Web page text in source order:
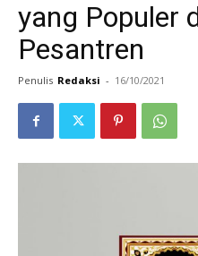
yang Populer
Pesantren
Penulis Redaksi - 16/10/2021